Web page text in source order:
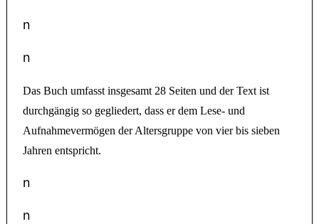
n
n
Das Buch umfasst insgesamt 28 Seiten und der Text ist
durchgängig so gegliedert, dass er dem Lese- und
Aufnahmevermögen der Altersgruppe von vier bis sieben
Jahren entspricht.
n
n